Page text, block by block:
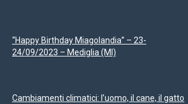
“Happy Birthday Miagolandia” – 23-
24/09/2023 – Mediglia (MI)
Cambiamenti climatici: l’uomo, il cane, il gatto